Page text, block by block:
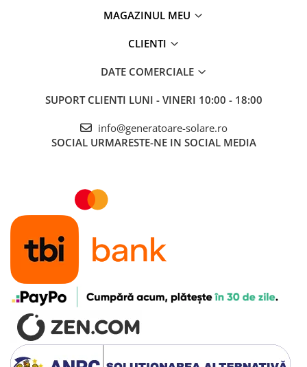
Toate generatoarele
Pecron
Toate panourile portabile
Kituri solare pentru balcon
Frigidere Portabile
Componente Fotovoltaice
Incarcatoare solare
Incarcatoare solare MPPT
Incarcatoare solare PWM
MAGAZINUL MEU
CLIENTI
DATE COMERCIALE
SUPORT CLIENTI LUNI - VINERI 10:00 - 18:00
info@generatoare-solare.ro
SOCIAL URMARESTE-NE IN SOCIAL MEDIA